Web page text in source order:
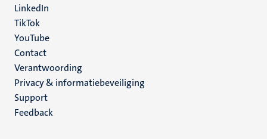
LinkedIn
TikTok
YouTube
Menu
footer
(NL)
Contact
Verantwoording
Privacy & informatiebeveiliging
Support
Feedback